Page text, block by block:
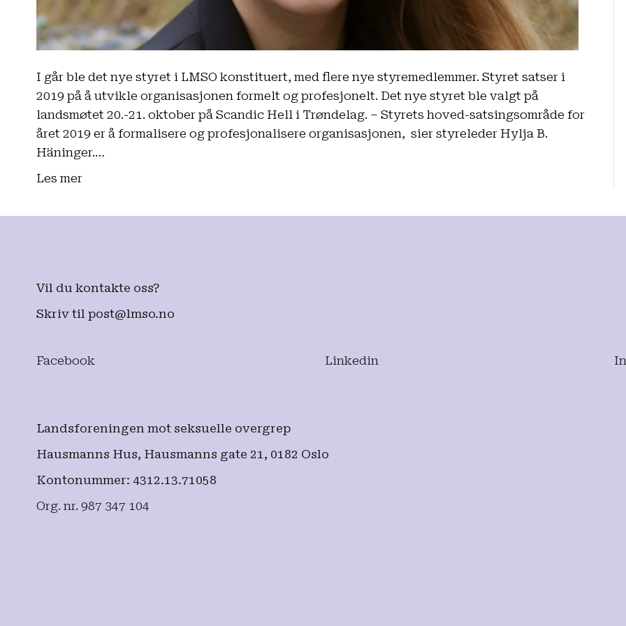
I går ble det nye styret i LMSO konstituert, med flere nye styremedlemmer. Styret satser i
2019 på å utvikle organisasjonen formelt og profesjonelt. Det nye styret ble valgt på
landsmøtet 20.-21. oktober på Scandic Hell i Trøndelag. – Styrets hoved-satsingsområde for
året 2019 er å formalisere og profesjonalisere organisasjonen, sier styreleder Hylja B.
Häninger.…
Les mer
Vil du kontakte oss?
Skriv til post@lmso.no
Facebook Linkedin
Landsforeningen mot seksuelle overgrep
Hausmanns Hus, Hausmanns gate 21, 0182 Oslo
Kontonummer: 4312.13.71058
Org. nr. 987 347 104